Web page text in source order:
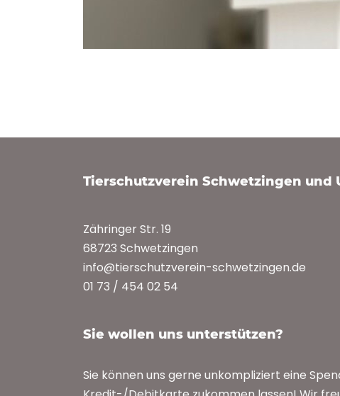
Tierschutzverein Schwetzingen und
Zähringer Str. 19
68723 Schwetzingen
info@tierschutzverein-schwetzingen.de
01 73 / 454 02 54
Sie wollen uns unterstützen?
Sie können uns gerne unkompliziert eine